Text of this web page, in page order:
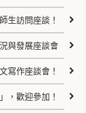
生訪問座談！
與發展座談會
寫作座談會！
，歡迎參加！